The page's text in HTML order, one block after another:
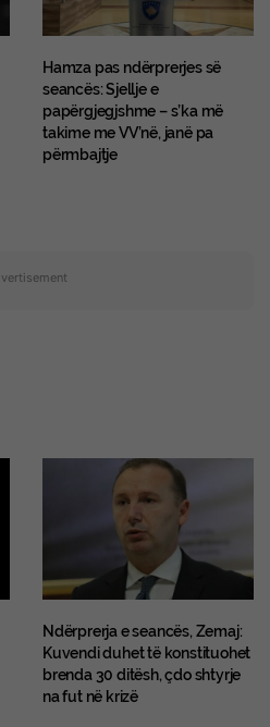
Hamza pas ndërprerjes së
seancës: Sjellje e
papërgjegjshme – s’ka më
takime me VV’në, janë pa
përmbajtje
Ndërprerja e seancës, Zemaj:
Kuvendi duhet të konstituohet
brenda 30 ditësh, çdo shtyrje
na fut në krizë